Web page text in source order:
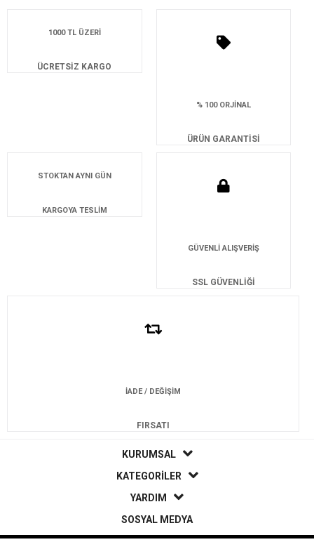
1000 TL ÜZERİ
ÜCRETSİZ KARGO
% 100 ORJİNAL
ÜRÜN GARANTİSİ
STOKTAN AYNI GÜN
KARGOYA TESLİM
GÜVENLİ ALIŞVERİŞ
SSL GÜVENLİĞİ
İADE / DEĞİŞİM
FIRSATI
KURUMSAL
KATEGORİLER
YARDIM
SOSYAL MEDYA